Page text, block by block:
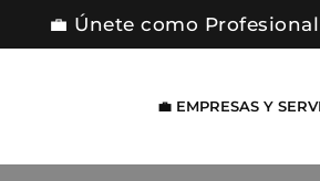
💼 Únete como Profesional
💼 EMPRESAS Y